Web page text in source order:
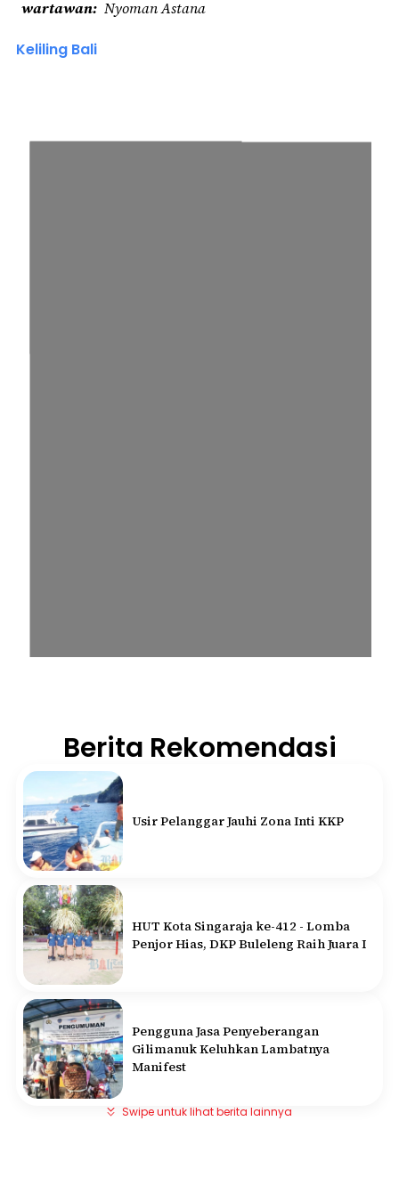
wartawan Nyoman Astana
Keliling Bali
Berita Rekomendasi
Usir Pelanggar Jauhi Zona Inti KKP
HUT Kota Singaraja ke-412 - Lomba
Penjor Hias, DKP Buleleng Raih Juara I
Pengguna Jasa Penyeberangan
Gilimanuk Keluhkan Lambatnya
Manifest
Swipe untuk lihat berita lainnya